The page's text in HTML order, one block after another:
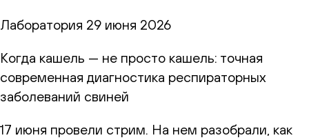
Лаборатория 29 июня 2026
Когда кашель — не просто кашель: точная
современная диагностика респираторных
заболеваний свиней
17 июня провели стрим. На нем разобрали, как